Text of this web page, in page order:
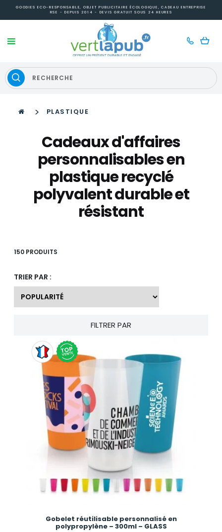
GOODIES ECO-RESPONSABLE, OBJET PUBLICITAIRE ÉCOLOGIQUE, CADEAU ENTREPRISE
RSE - DEPUIS 2014 - DEVIS GRATUIT SOUS 24 HEURES
> PLASTIQUE
Cadeaux d'affaires
personnalisables en
plastique recyclé
polyvalent durable et
résistant
150 PRODUITS
TRIER PAR :
FILTRER PAR
Gobelet réutilisable personnalisé en
polypropylène – 300ml – GLASS